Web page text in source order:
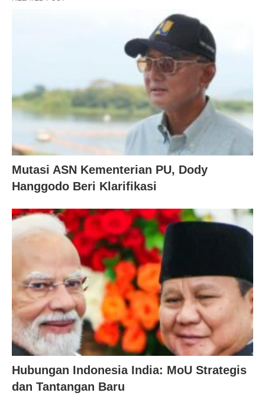
Mutasi ASN Kementerian PU, Dody
Hanggodo Beri Klarifikasi
Hubungan Indonesia India: MoU Strategis
dan Tantangan Baru